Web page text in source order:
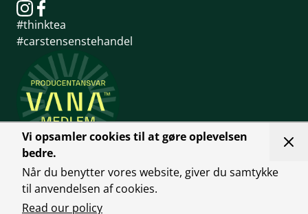
Vi opsamler cookies til at gøre oplevelsen
bedre.
Når du benytter vores website, giver du samtykke
til anvendelsen af cookies.
Read our policy
#thinktea
#carstensenstehandel